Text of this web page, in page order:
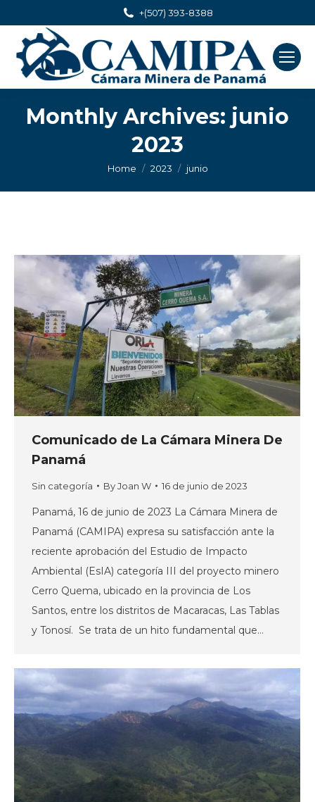
+(507) 393-8388
Monthly Archives: junio
2023
You are here:
Home 2023 junio
Comunicado de La Cámara Minera De
Panamá
Sin categoría ByJoan W 16 de junio de 2023
Panamá, 16 de junio de 2023 La Cámara Minera de
Panamá (CAMIPA) expresa su satisfacción ante la
reciente aprobación del Estudio de Impacto
Ambiental (EsIA) categoría III del proyecto minero
Cerro Quema, ubicado en la provincia de Los
Santos, entre los distritos de Macaracas, Las Tablas
y Tonosí. Se trata de un hito fundamental que…